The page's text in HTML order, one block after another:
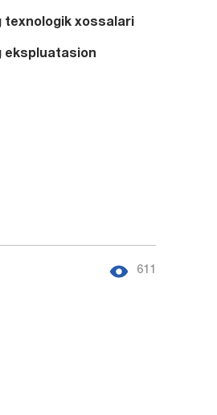
tехnоlоgik хоssalari
ekspluаtаsiоn
611